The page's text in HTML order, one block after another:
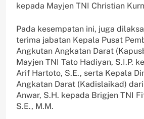
kepada Mayjen TNI Christian
Pada kesempatan ini, juga
terima jabatan Kepala Pusat
Angkutan Angkatan Darat
Mayjen TNI Tato Hadiyan, S.I.P.
Arif Hartoto, S.E., serta Kepala
Angkatan Darat (Kadislaikad)
Anwar, S.H. kepada Brigjen TNI
S.E., M.M.